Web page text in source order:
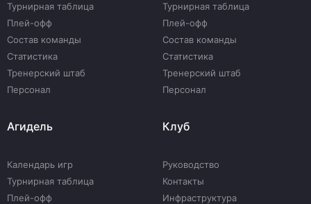
Турнирная таблица
Плей-офф
Состав команды
Статистика
Тренерский штаб
Персонал
Турнирная таблица
Плей-офф
Состав команды
Статистика
Тренерский штаб
Персонал
Агидель
Календарь игр
Турнирная таблица
Плей-офф
Клуб
Руководство
Контакты
Инфраструктура